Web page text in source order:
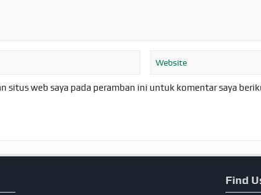
situs web saya pada peramban ini untuk komentar saya
Find